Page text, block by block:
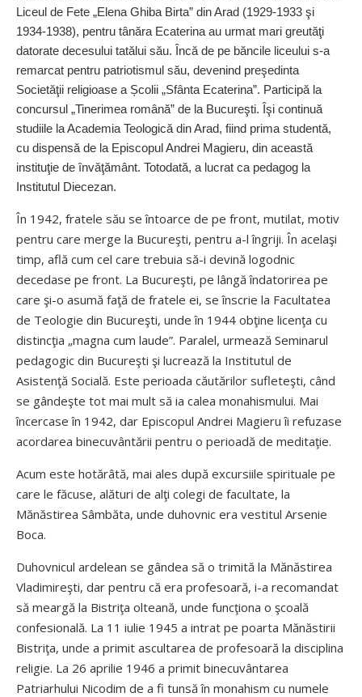
Liceul de Fete „Elena Ghiba Birta” din Arad (1929-1933 şi
1934-1938), pentru tânăra Ecaterina au urmat mari greutăţi
datorate decesului tatălui său. Încă de pe băncile liceului s-a
remarcat pentru patriotismul său, devenind preşedinta
Societăţii religioase a Școlii „Sfânta Ecaterina”. Participă la
concursul „Tinerimea română” de la Bucureşti. Îşi continuă
studiile la Academia Teologică din Arad, fiind prima studentă,
cu dispensă de la Episcopul Andrei Magieru, din această
instituţie de învăţământ. Totodată, a lucrat ca pedagog la
Institutul Diecezan.
În 1942, fratele său se întoarce de pe front, mutilat, motiv
pentru care merge la Bucureşti, pentru a-l îngriji. În acelaşi
timp, află cum cel care trebuia să-i devină logodnic
decedase pe front. La Bucureşti, pe lângă îndatorirea pe
care şi-o asumă faţă de fratele ei, se înscrie la Facultatea
de Teologie din Bucureşti, unde în 1944 obţine licenţa cu
distincţia „magna cum laude”. Paralel, urmează Seminarul
pedagogic din Bucureşti şi lucrează la Institutul de
Asistenţă Socială. Este perioada căutărilor sufleteşti, când
se gândeşte tot mai mult să ia calea monahismului. Mai
încercase în 1942, dar Episcopul Andrei Magieru îi refuzase
acordarea binecuvântării pentru o perioadă de meditaţie.
Acum este hotărâtă, mai ales după excursiile spirituale pe
care le făcuse, alături de alţi colegi de facultate, la
Mănăstirea Sâmbăta, unde duhovnic era vestitul Arsenie
Boca.
Duhovnicul ardelean se gândea să o trimită la Mănăstirea
Vladimireşti, dar pentru că era profesoară, i-a recomandat
să meargă la Bistriţa olteană, unde funcţiona o şcoală
confesională. La 11 iulie 1945 a intrat pe poarta Mănăstirii
Bistriţa, unde a primit ascultarea de profesoară la disciplina
religie. La 26 aprilie 1946 a primit binecuvântarea
Patriarhului Nicodim de a fi tunsă în monahism cu numele